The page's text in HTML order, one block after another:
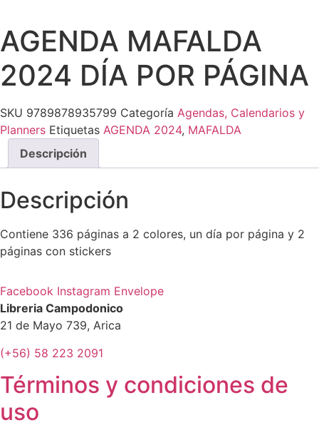
AGENDA MAFALDA
2024 DÍA POR PÁGINA
SKU 9789878935799 Categoría Agendas, Calendarios y
Planners Etiquetas AGENDA 2024, MAFALDA
Descripción
Descripción
Contiene 336 páginas a 2 colores, un día por página y 2
páginas con stickers
Facebook Instagram Envelope
Libreria Campodonico
21 de Mayo 739, Arica
(+56) 58 223 2091
Términos y condiciones de
uso